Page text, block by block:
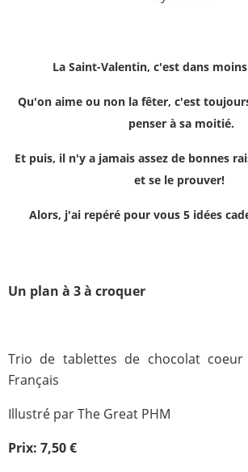
La Saint-Valentin, c'est dans
Qu'on aime ou non la fêter, c'est
penser à sa moitié.
Et puis, il n'y a jamais assez de bonnes
et se le prouver!
Alors, j'ai repéré pour vous 5 idées
Un plan à 3 à croquer
Trio de tablettes de chocolat coeur
Français
Illustré parThe Great PHM
Prix: 7,50 €